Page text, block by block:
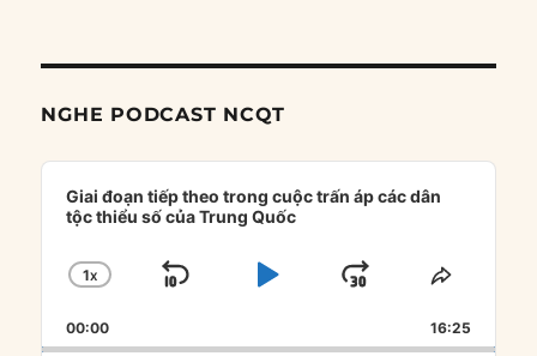
NGHE PODCAST NCQT
Audio
Player
Giai đoạn tiếp theo trong cuộc trấn áp các dân
tộc thiểu số của Trung Quốc
CHANGE
RATE
1X
SKIP
PLAYJUMP
FORWARD
SHARE
00:00 16:25